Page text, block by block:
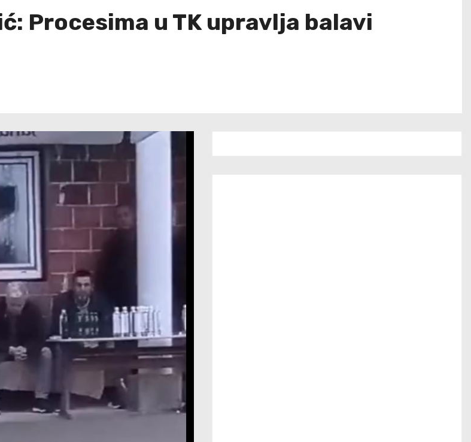
Procesima u TK upravlja balavi